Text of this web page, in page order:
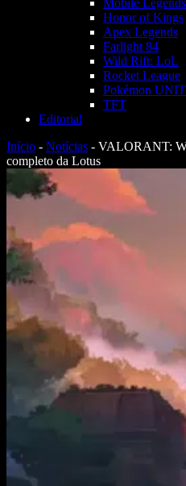
Mobile Legends
Honor of Kings
Apex Legends
Farlight 84
Wild Rift: LoL
Rocket League
Pokémon
TFT
Editorial
Início - Notícias - VALORANT:
completo da Lotus